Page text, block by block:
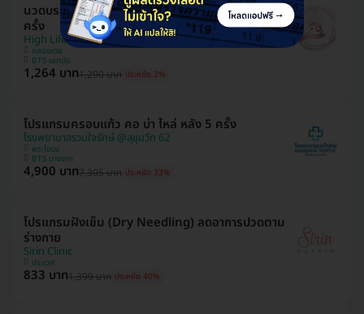
นวดบรรเทาอาการปวดหลัง ปวดบ่า ปวดคอ 30 นาที 1
ครั้ง
High Life Clinic
คลองเตย
BTS เอกมัย
1,264 บาท1,290 บาท ประหยัด 2%
โปรแกรมครอบแก้ว คอ บ่า ไหล่ หลัง 5 ครั้ง
โรงพยาบาลรวมใจรักษ์ @สุขุมวิท 62
พระโขนง
BTS บางจาก
4,900 บาท7,305 บาท ประหยัด 33%
โปรแกรมฝังเข็ม (Dry Needling) ลดอาการปวดตาม
ร่างกาย
Sirin Clinic
ประเวศ
833 บาท1,399 บาท ประหยัด 40%